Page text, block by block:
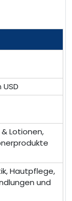
Lotionen,
Hautpflege,
und